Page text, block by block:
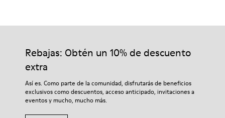
Forro
75 % Piel de cerdo 25 % Piel de cerdo con acabado serraje
Nuestros zapatos se han fabricado con materiales de primera
adecuados para el cuidado del calzado los protegerá y
garantizará que duren más tiempo.
Si deseas obtener información detallada sobre cómo cuidar de
tu par, visita nuestraGuía para el cuidado del calzado.
Rebajas: Obtén un 10% de descuento
extra
Así es. Como parte de la comunidad, disfrutarás de beneficios
exclusivos como descuentos, acceso anticipado, invitaciones a
eventos y mucho, mucho más.